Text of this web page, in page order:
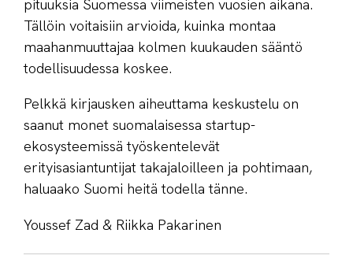
pituuksia Suomessa viimeisten vuosien aikana.
Tällöin voitaisiin arvioida, kuinka montaa
maahanmuuttajaa kolmen kuukauden sääntö
todellisuudessa koskee.
Pelkkä kirjausken aiheuttama keskustelu on
saanut monet suomalaisessa startup-
ekosysteemissä työskentelevät
erityisasiantuntijat takajaloilleen ja pohtimaan,
haluaako Suomi heitä todella tänne.
Youssef Zad & Riikka Pakarinen